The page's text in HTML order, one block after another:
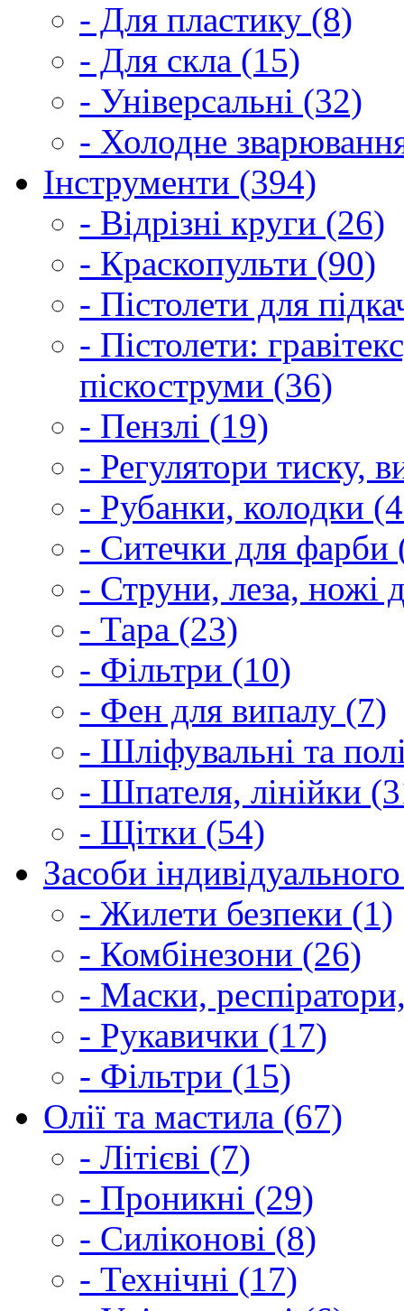
- Для пластику (8)
- Для скла (15)
- Універсальні (32)
- Холодне
Інструменти (394)
- Відрізні круги (26)
- Краскопульти (90)
- Пістолети для
- Пістолети:
піскоструми (36)
- Пензлі (19)
- Регулятори тиску,
- Рубанки, колодки
- Ситечки для фарби
- Струни, леза, ножі
- Тара (23)
- Фільтри (10)
- Фен для випалу (7)
- Шліфувальні та
- Шпателя, лінійки
- Щітки (54)
Засоби
- Жилети безпеки (1)
- Комбінезони (26)
- Маски,
- Рукавички (17)
- Фільтри (15)
Олії та мастила (67)
- Літієві (7)
- Проникні (29)
- Силіконові (8)
- Технічні (17)